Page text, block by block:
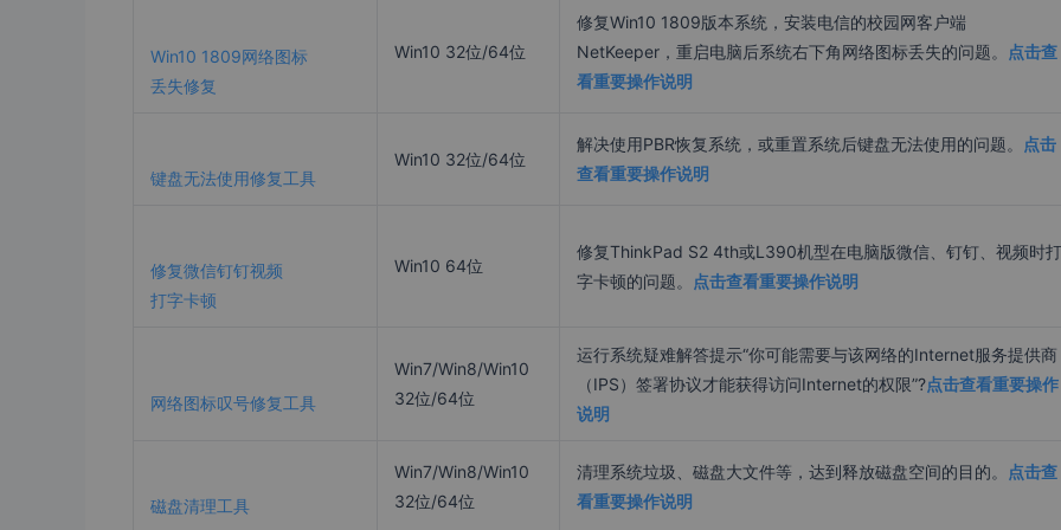
Win10 1809网络图标
丢失修复
Win10 32位/64位
修复Win10 1809版本系统，安装电信的校园网客户端
NetKeeper，重启电脑后系统右下角网络图标丢失的问题。
点击查
看重要操作说明
键盘无法使用修复工具
Win10 32位/64位
解决使用PBR恢复系统，或重置系统后键盘无法使用的问题。
点击
查看重要操作说明
修复微信钉钉视频
打字卡顿
Win10 64位
修复ThinkPad S2 4th或L390机型在电脑版微信、钉钉、视频时打
字卡顿的问题。
点击查看重要操作说明
网络图标叹号修复工具
Win7/Win8/Win10
32位/64位
运行系统疑难解答提示“你可能需要与该网络的Internet服务提供商
（IPS）签署协议才能获得访问Internet的权限”?点击查看重要操作
说明
磁盘清理工具
Win7/Win8/Win10
32位/64位
清理系统垃圾、磁盘大文件等，达到释放磁盘空间的目的。
点击查
看重要操作说明